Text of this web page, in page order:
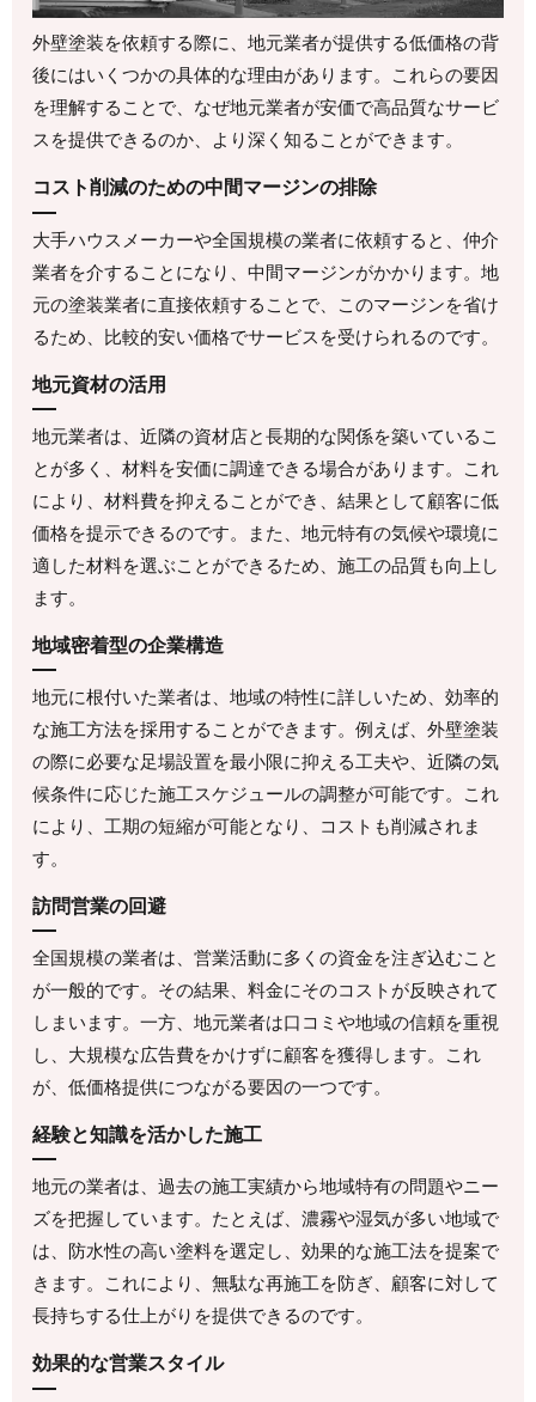
外壁塗装を依頼する際に、地元業者が提供する低価格の背
後にはいくつかの具体的な理由があります。これらの要因
を理解することで、なぜ地元業者が安価で高品質なサービ
スを提供できるのか、より深く知ることができます。
コスト削減のための中間マージンの排除
大手ハウスメーカーや全国規模の業者に依頼すると、仲介
業者を介することになり、中間マージンがかかります。地
元の塗装業者に直接依頼することで、このマージンを省け
るため、比較的安い価格でサービスを受けられるのです。
地元資材の活用
地元業者は、近隣の資材店と長期的な関係を築いているこ
とが多く、材料を安価に調達できる場合があります。これ
により、材料費を抑えることができ、結果として顧客に低
価格を提示できるのです。また、地元特有の気候や環境に
適した材料を選ぶことができるため、施工の品質も向上し
ます。
地域密着型の企業構造
地元に根付いた業者は、地域の特性に詳しいため、効率的
な施工方法を採用することができます。例えば、外壁塗装
の際に必要な足場設置を最小限に抑える工夫や、近隣の気
候条件に応じた施工スケジュールの調整が可能です。これ
により、工期の短縮が可能となり、コストも削減されま
す。
訪問営業の回避
全国規模の業者は、営業活動に多くの資金を注ぎ込むこと
が一般的です。その結果、料金にそのコストが反映されて
しまいます。一方、地元業者は口コミや地域の信頼を重視
し、大規模な広告費をかけずに顧客を獲得します。これ
が、低価格提供につながる要因の一つです。
経験と知識を活かした施工
地元の業者は、過去の施工実績から地域特有の問題やニー
ズを把握しています。たとえば、濃霧や湿気が多い地域で
は、防水性の高い塗料を選定し、効果的な施工法を提案で
きます。これにより、無駄な再施工を防ぎ、顧客に対して
長持ちする仕上がりを提供できるのです。
効果的な営業スタイル